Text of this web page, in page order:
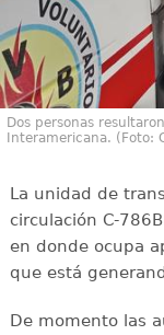
Dos personas
Interamericana. (Foto:
La unidad de
circulación C-
en donde ocupa
que está
De momento las